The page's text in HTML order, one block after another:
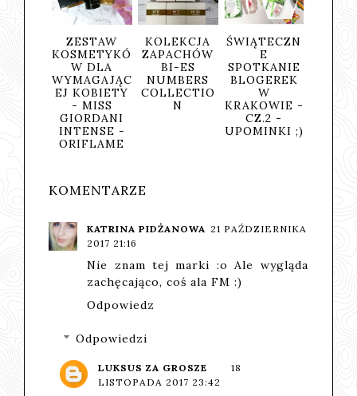
ZESTAW
KOSMETYKÓ
W DLA
WYMAGAJĄC
EJ KOBIETY
- MISS
GIORDANI
INTENSE -
ORIFLAME
KOLEKCJA
ZAPACHÓW
BI-ES
NUMBERS
COLLECTIO
N
ŚWIĄTECZN
E
SPOTKANIE
BLOGEREK
W
KRAKOWIE -
CZ.2 -
UPOMINKI ;)
KOMENTARZE
KATRINA PIDŻANOWA 21 PAŹDZIERNIKA
2017 21:16
Nie znam tej marki :o Ale wygląda
zachęcająco, coś ala FM :)
Odpowiedz
Odpowiedzi
LUKSUS ZA GROSZE
18
LISTOPADA 2017 23:42